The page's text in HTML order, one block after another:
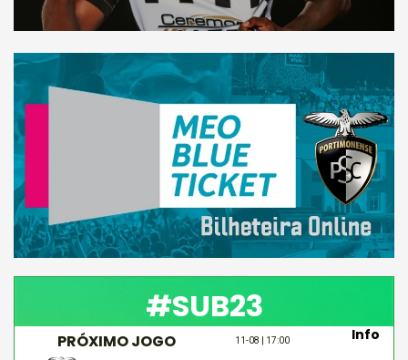
#SUB23
PRÓXIMO JOGO 11-08 | 17:00 Info